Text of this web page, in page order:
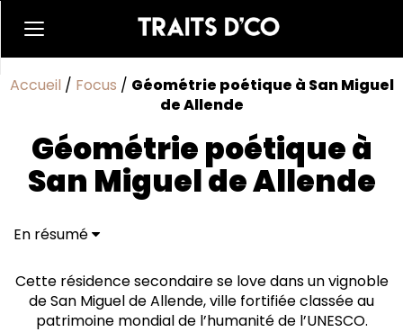
Accueil / Focus / Géométrie poétique à San Miguel
de Allende
Géométrie poétique à
San Miguel de Allende
En résumé
Le règne de la simplicité
Cette résidence secondaire se love dans un vignoble
de San Miguel de Allende, ville fortifiée classée au
patrimoine mondial de l’humanité de l’UNESCO.